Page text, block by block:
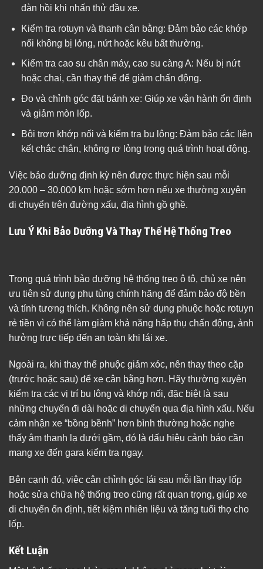
đàn hồi khi nhấn thử đầu xe.
Kiểm tra rotuyn và thanh cân bằng: Đảm bảo các khớp
nối không bị lỏng, nứt hoặc kêu bất thường.
Kiểm tra cao su chân máy, cao su càng A: Nếu bị nứt
hoặc chai, cần thay thế để giảm chấn động.
Đo và chỉnh góc đặt bánh xe: Giúp xe vận hành ổn định
và giảm mòn lốp.
Bôi trơn khớp nối và kiểm tra bu lông: Đảm bảo các liên
kết chắc chắn, không rơ lỏng trong quá trình hoạt động.
Việc bảo dưỡng định kỳ nên được thực hiện sau mỗi
20.000 – 30.000 km hoặc sớm hơn nếu xe thường xuyên
di chuyển trên đường xấu, địa hình gồ ghề.
Lưu Ý Khi Bảo Dưỡng Và Thay Thế Hệ Thống Treo
Trong quá trình bảo dưỡng hệ thống treo ô tô, chủ xe nên
ưu tiên sử dụng phụ tùng chính hãng để đảm bảo độ bền
và tính tương thích. Không nên sử dụng phuộc hoặc rotuyn
rẻ tiền vì có thể làm giảm khả năng hấp thụ chấn động, ảnh
hưởng trực tiếp đến an toàn khi lái xe.
Ngoài ra, khi thay thế phuộc giảm xóc, nên thay theo cặp
(trước hoặc sau) để xe cân bằng hơn. Hãy thường xuyên
kiểm tra các vị trí bu lông và khớp nối, đặc biệt là sau
những chuyến đi dài hoặc di chuyển qua địa hình xấu. Nếu
cảm nhận xe “bồng bềnh” hơn bình thường hoặc nghe
thấy âm thanh lạ dưới gầm, đó là dấu hiệu cảnh báo cần
mang xe đến gara kiểm tra ngay.
Bên cạnh đó, việc cân chỉnh góc lái sau mỗi lần thay lốp
hoặc sửa chữa hệ thống treo cũng rất quan trọng, giúp xe
di chuyển ổn định, tiết kiệm nhiên liệu và tăng tuổi thọ cho
lốp.
Kết Luận